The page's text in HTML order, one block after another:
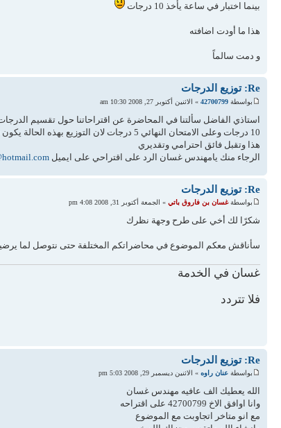
بينما اختبار في ساعة يأخذ 10 درجات
هذا ما أودت اضافته
و دمت سالماً
Re: توزيع الدرجات
بواسطة 42700799 » الاثنين أكتوبر 27, 2008 10:30 am
استاذي الفاضل سألتنا في المحاضرة عن اقتراحاتنا حول تقسيم الدرجات وانا اتمنى
10 درجات وعلى الامتحان النهائي 5 درجات لان التوزيع بهذه الحالة يكون في صالح الطالب اكثر وفي نفس الوقت يحفز الطلاب للحضور في المحاضرة
هذا وتقبل فائق احترامي وتقديري
الرجاء منك يامهندس غسان الرد على اقتراحي على ايميل
Re: توزيع الدرجات
بواسطةغسان بن فاروق باتي » الجمعة أكتوبر 31, 2008 4:08 pm
شكرًا لك أخي على طرح وجهة نظرك
سأناقش معكم الموضوع في محاضراتكم المختلفة حتى نتوصل لما
غسان في الخدمة
فلا تتردد
Re: توزيع الدرجات
بواسطة عنان راوه » الاثنين ديسمبر 29, 2008 5:03 pm
الله يعطيك الف عافيه مهندس غسان
وانا اوافق الاخ 42700799 على اقتراحه
مع انو متاخر اتجاوبت مع الموضوع